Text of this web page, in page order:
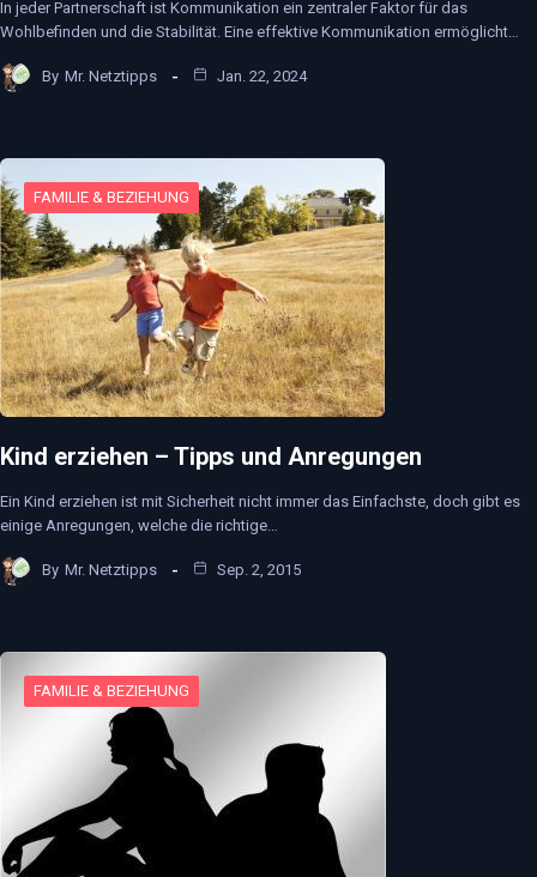
In jeder Partnerschaft ist Kommunikation ein zentraler Faktor für das
Wohlbefinden und die Stabilität. Eine effektive Kommunikation ermöglicht…
By Mr. Netztipps Jan. 22, 2024
FAMILIE & BEZIEHUNG
Kind erziehen – Tipps und Anregungen
Ein Kind erziehen ist mit Sicherheit nicht immer das Einfachste, doch gibt es
einige Anregungen, welche die richtige…
By Mr. Netztipps Sep. 2, 2015
FAMILIE & BEZIEHUNG